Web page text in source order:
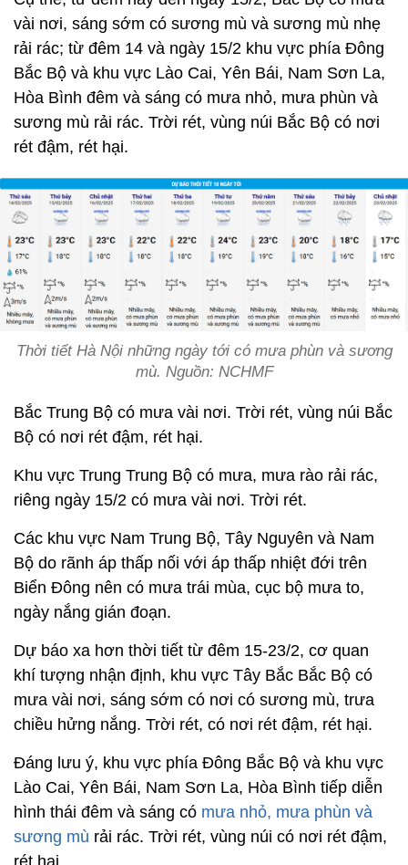
vài nơi, sáng sớm có sương mù và sương mù nhẹ
rải rác; từ đêm 14 và ngày 15/2 khu vực phía Đông
Bắc Bộ và khu vực Lào Cai, Yên Bái, Nam Sơn La,
Hòa Bình đêm và sáng có mưa nhỏ, mưa phùn và
sương mù rải rác. Trời rét, vùng núi Bắc Bộ có nơi
rét đậm, rét hại.
Thời tiết Hà Nội những ngày tới có mưa phùn và sương
mù. Nguồn: NCHMF
Bắc Trung Bộ có mưa vài nơi. Trời rét, vùng núi Bắc
Bộ có nơi rét đậm, rét hại.
Khu vực Trung Trung Bộ có mưa, mưa rào rải rác,
riêng ngày 15/2 có mưa vài nơi. Trời rét.
Các khu vực Nam Trung Bộ, Tây Nguyên và Nam
Bộ do rãnh áp thấp nối với áp thấp nhiệt đới trên
Biển Đông nên có mưa trái mùa, cục bộ mưa to,
ngày nắng gián đoạn.
Dự báo xa hơn thời tiết từ đêm 15-23/2, cơ quan
khí tượng nhận định, khu vực Tây Bắc Bắc Bộ có
mưa vài nơi, sáng sớm có nơi có sương mù, trưa
chiều hửng nắng. Trời rét, có nơi rét đậm, rét hại.
Đáng lưu ý, khu vực phía Đông Bắc Bộ và khu vực
Lào Cai, Yên Bái, Nam Sơn La, Hòa Bình tiếp diễn
hình thái đêm và sáng có mưa nhỏ, mưa phùn và
sương mù rải rác. Trời rét, vùng núi có nơi rét đậm,
rét hại.